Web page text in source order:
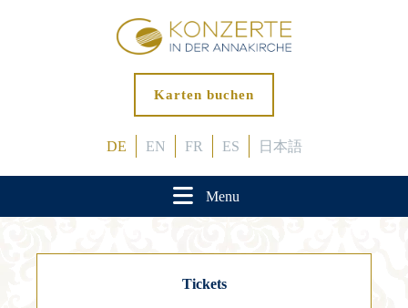
Karten buchen
DE EN FR ES 日本語
Menu
Tickets